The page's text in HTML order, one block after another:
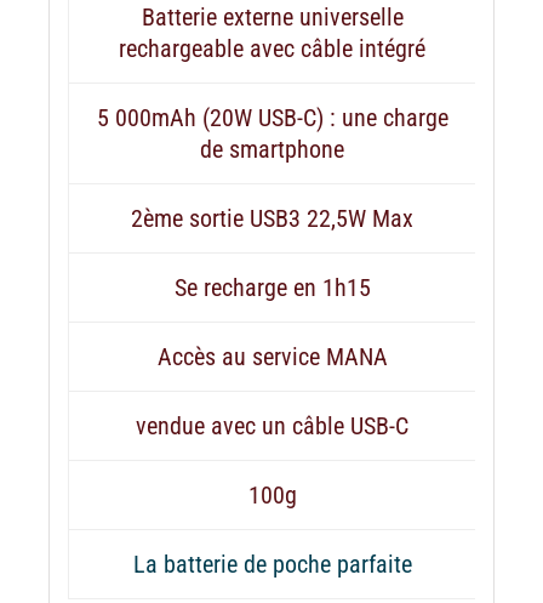
Batterie externe universelle
rechargeable avec câble intégré
5 000mAh (20W USB-C) : une charge
de smartphone
2ème sortie USB3 22,5W Max
Se recharge en 1h15
Accès au service MANA
vendue avec un câble USB-C
100g
La batterie de poche parfaite